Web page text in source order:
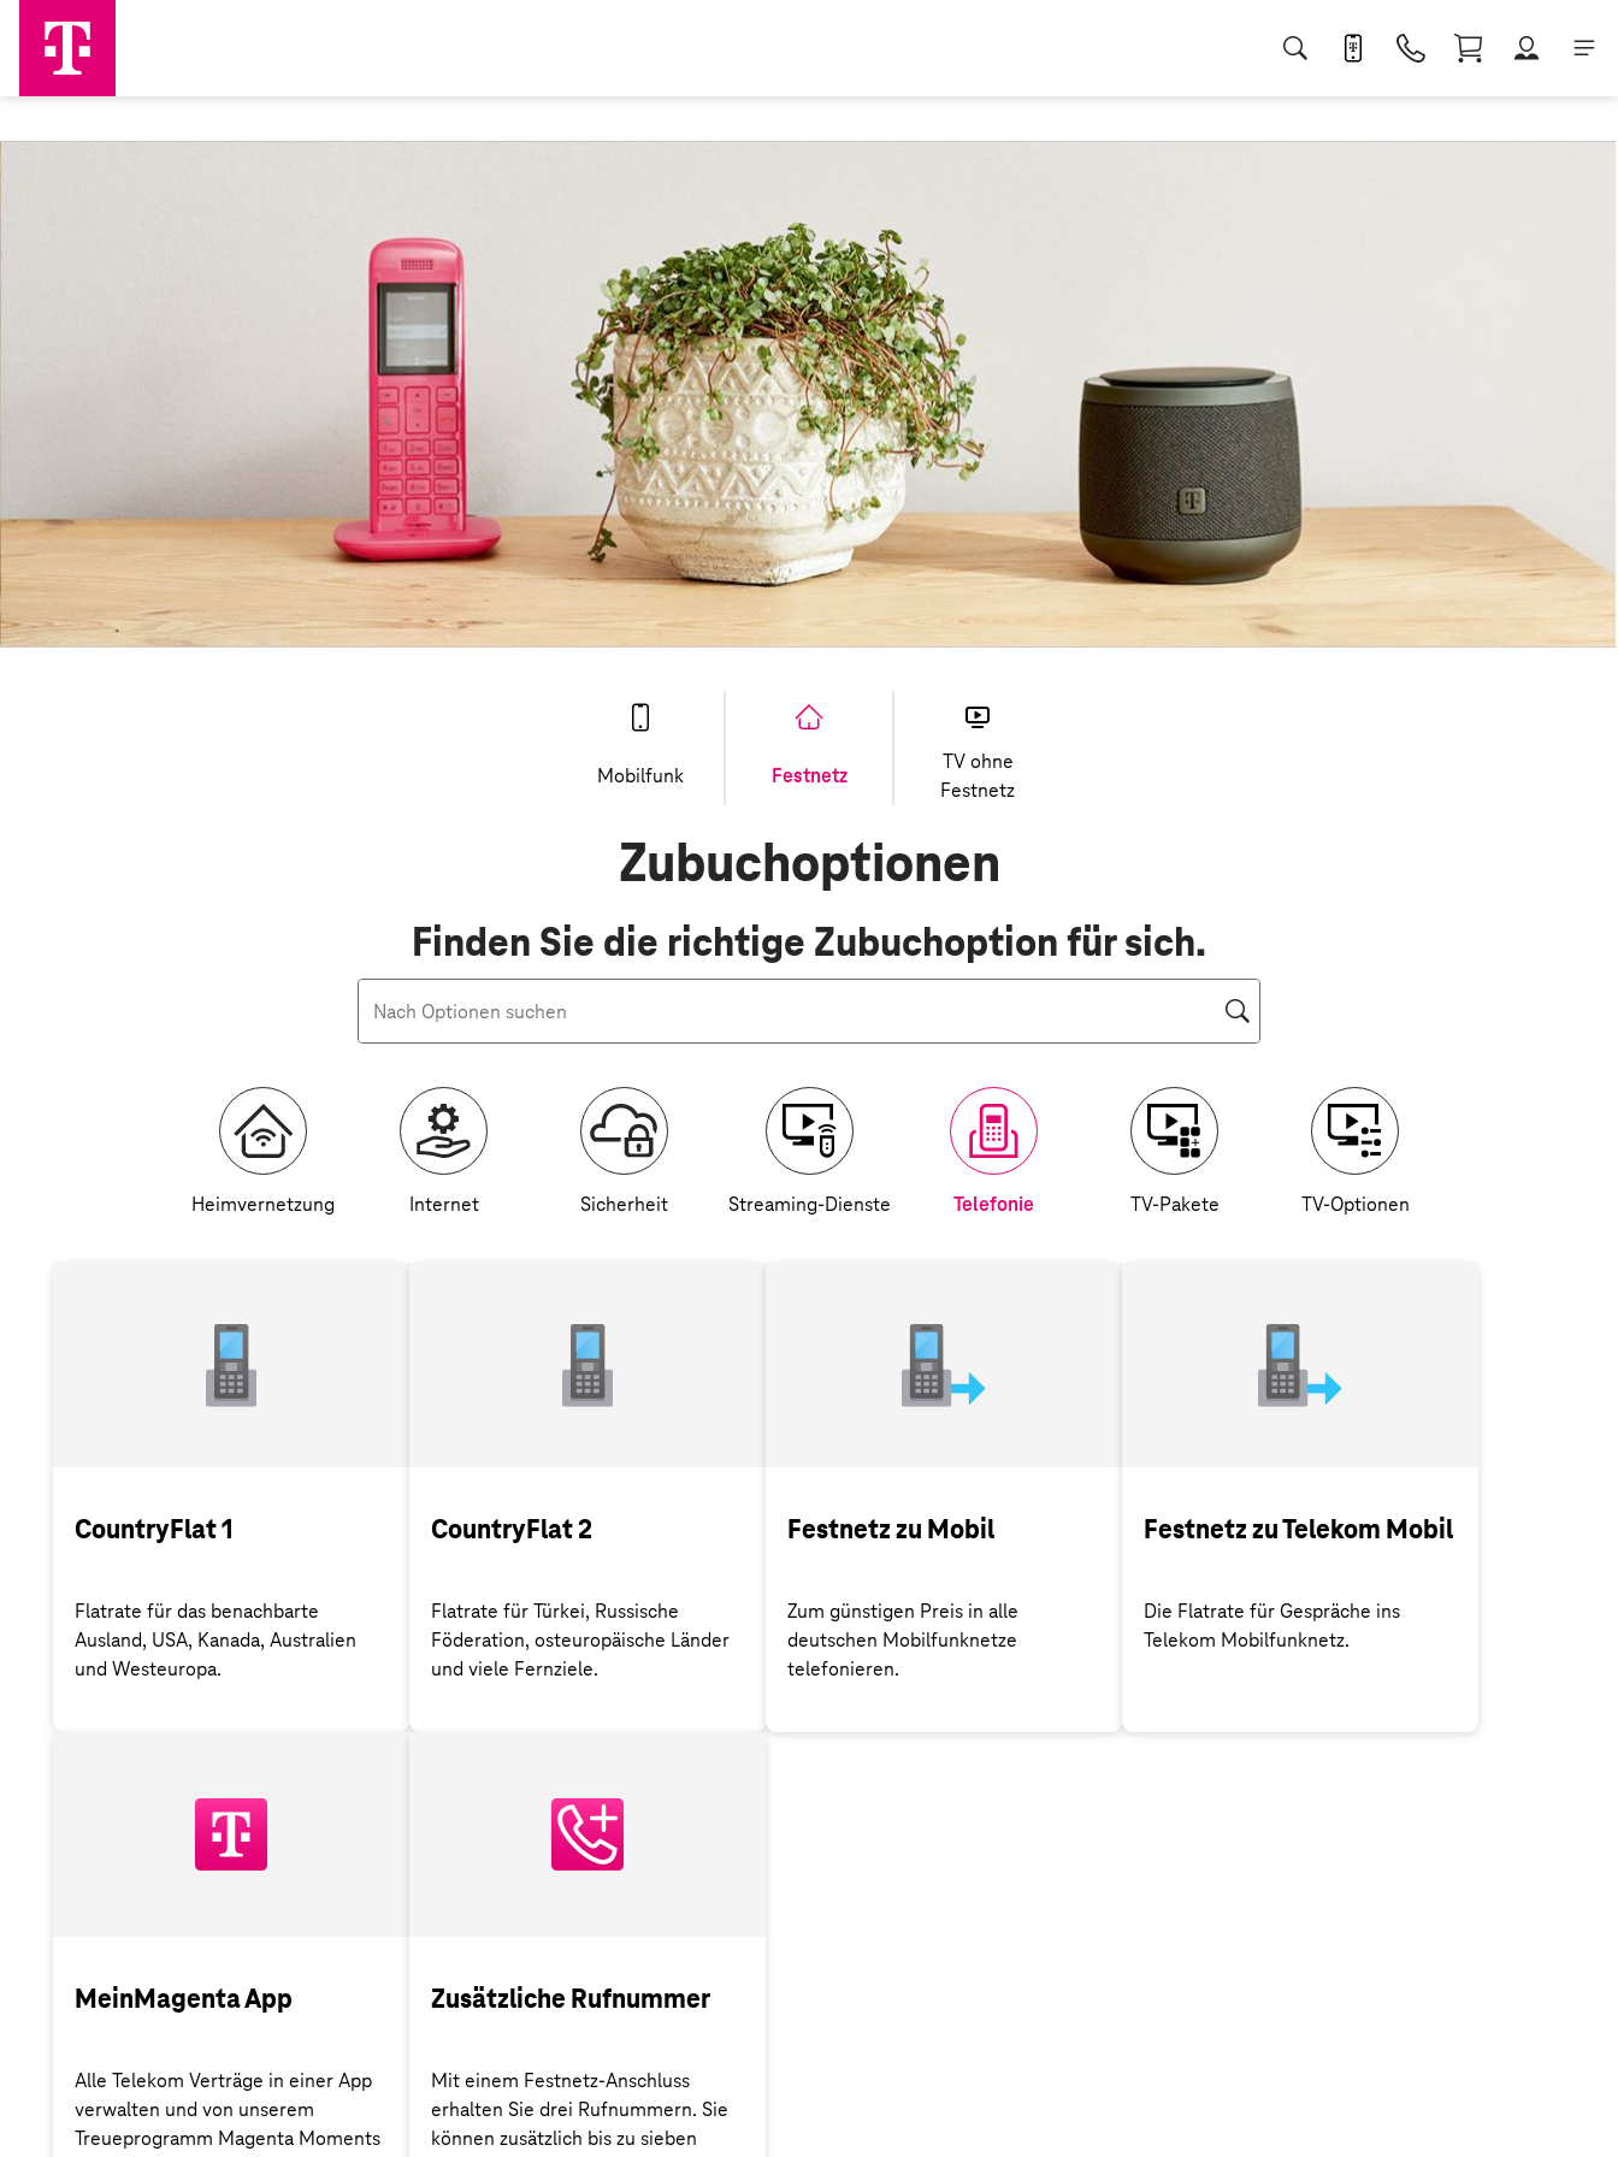
Mobilfunk Festnetz
TV ohne
Festnetz
Zubuchoptionen
Finden Sie die richtige Zubuchoption für sich.
Heimvernetzung Internet Sicherheit Streaming-Dienste Telefonie TV-Pakete TV-Optionen
CountryFlat 1
Flatrate für das benachbarte
Ausland, USA, Kanada, Australien
und Westeuropa.
CountryFlat 2
Flatrate für Türkei, Russische
Föderation, osteuropäische Länder
und viele Fernziele.
Festnetz zu Mobil
Zum günstigen Preis in alle
deutschen Mobilfunknetze
telefonieren.
Festnetz zu Telekom Mobil
Die Flatrate für Gespräche ins
Telekom Mobilfunknetz.
MeinMagenta App
Alle Telekom Verträge in einer App
verwalten und von unserem
Treueprogramm Magenta Moments
Zusätzliche Rufnummer
Mit einem Festnetz-Anschluss
erhalten Sie drei Rufnummern. Sie
können zusätzlich bis zu sieben